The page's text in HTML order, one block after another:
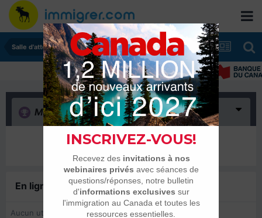
Salle d'attente - échanges de dates
Merci (0)
Il n’y a encore rien ici
En ligne récemment0 membre est en ligne
Aucun utilisateur enregistré regarde cette page.